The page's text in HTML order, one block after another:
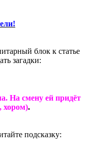
блок к статье
загадки:
На смену ей придёт
.
подсказку: